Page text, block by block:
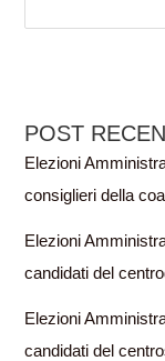
POST
Elezioni
consiglieri della
Elezioni
candidati del
Elezioni
candidati del